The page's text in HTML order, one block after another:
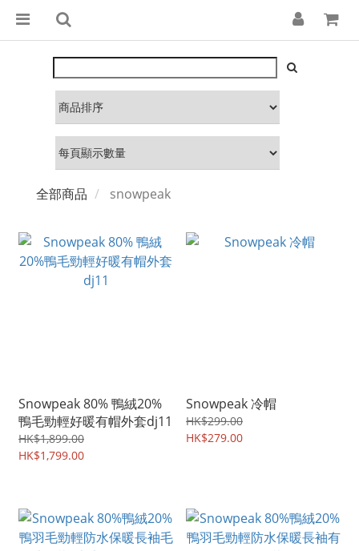
全部商品 snowpeak
Snowpeak 80% 鴨絨20%
鴨毛勁輕好暖有帽外套dj11
HK$1,899.00
HK$1,799.00
Snowpeak 冷帽
HK$299.00
HK$279.00